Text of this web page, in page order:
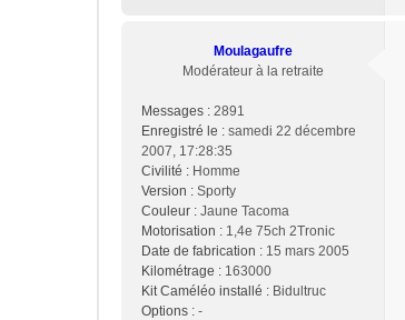
Moulagaufre
Modérateur à la retraite
Messages : 2891
Enregistré le : samedi 22 décembre
2007, 17:28:35
Civilité : Homme
Version : Sporty
Couleur : Jaune Tacoma
Motorisation : 1,4e 75ch 2Tronic
Date de fabrication : 15 mars 2005
Kilométrage : 163000
Kit Caméléo installé : Bidultruc
Options : -